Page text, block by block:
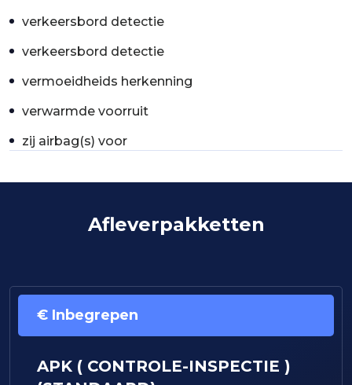
verkeersbord detectie
verkeersbord detectie
vermoeidheids herkenning
verwarmde voorruit
zij airbag(s) voor
Afleverpakketten
€ Inbegrepen
APK ( CONTROLE-INSPECTIE )